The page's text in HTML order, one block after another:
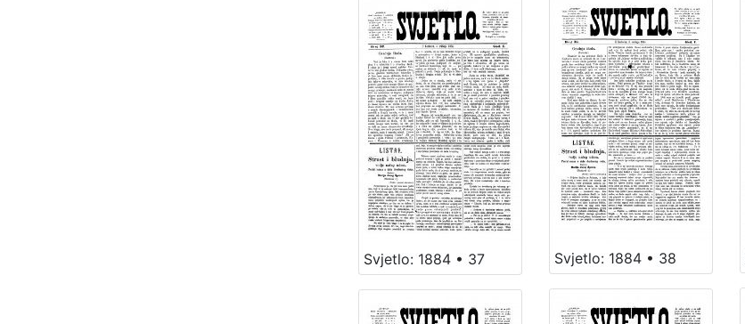
Svjetlo: 1884 • 37 Svjetlo: 1884 • 38